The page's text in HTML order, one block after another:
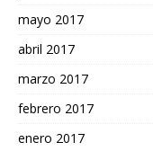
mayo 2017
abril 2017
marzo 2017
febrero 2017
enero 2017